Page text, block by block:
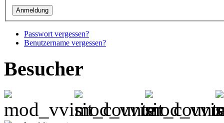
Passwort vergessen?
Benutzername vergessen?
Besucher